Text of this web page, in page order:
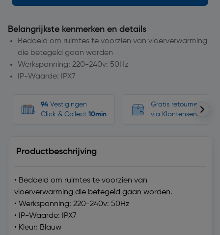
Belangrijkste kenmerken en details
Bedoeld om ruimtes te voorzien van vloerverwarming
die betegeld gaan worden
Werkspanning: 220-240v: 50Hz
IP-Waarde: IPX7
94 Vestigingen
Click & Collect 10min
Gratis retourneren,
via Klantenservice
Productbeschrijving
• Bedoeld om ruimtes te voorzien van
vloerverwarming die betegeld gaan worden.
• Werkspanning: 220-240v: 50Hz
• IP-Waarde: IPX7
• Kleur: Blauw